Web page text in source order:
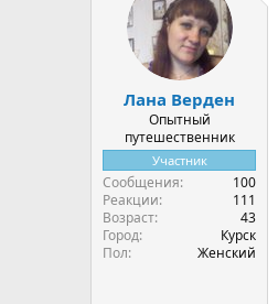
Лана Верден
Опытный
путешественник
Участник
Сообщения
100
Реакции
111
Возраст
43
Город
Курск
Пол
Женский